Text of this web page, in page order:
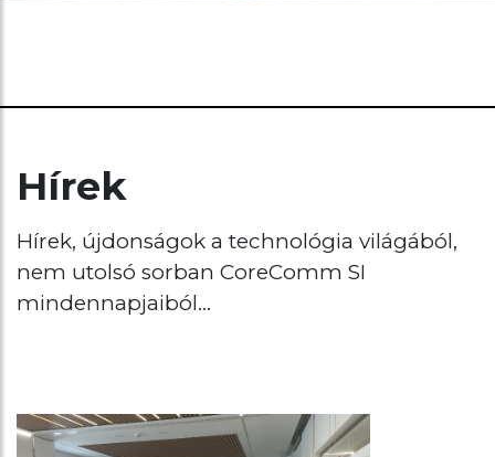
Hírek
Hírek, újdonságok a technológia világából,
nem utolsó sorban CoreComm SI
mindennapjaiból...